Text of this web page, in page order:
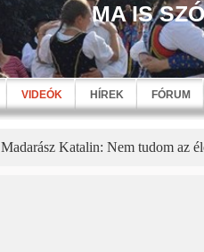
MA IS
VIDEÓK HÍREK FÓRUM
Madarász Katalin: Nem tudom az